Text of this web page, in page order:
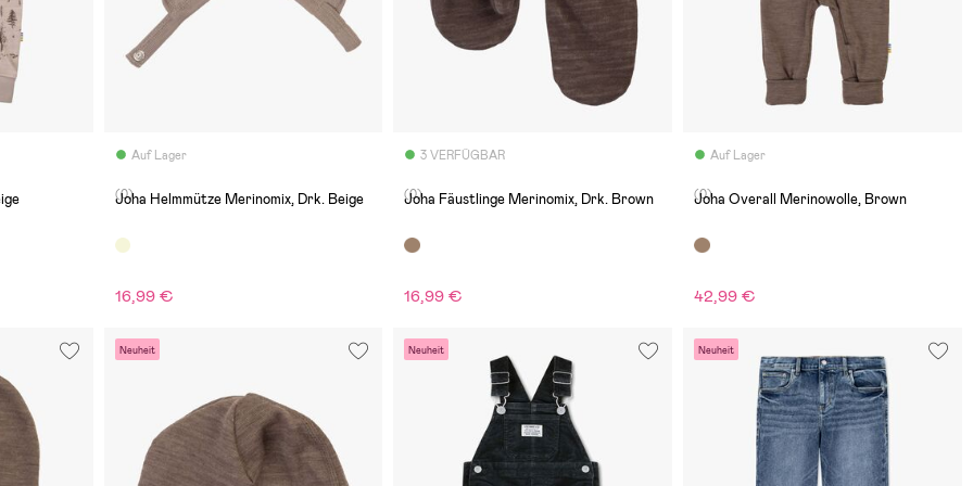
Auf Lager
(0)
Joha Helmmütze Merinomix, Drk. Beige
16,99 €
3 VERFÜGBAR
(0)
Joha Fäustlinge Merinomix, Drk. Brown
16,99 €
Auf Lager
(0)
Joha Overall Merinowolle, Brown
42,99 €
Neuheit Neuheit Neuheit